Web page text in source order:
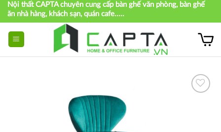
Skip
content
Nội thất CAPTA chuyên cung cấp bàn ghế văn phòng, bàn ghế
ăn nhà hàng, khách sạn, quán cafe.....